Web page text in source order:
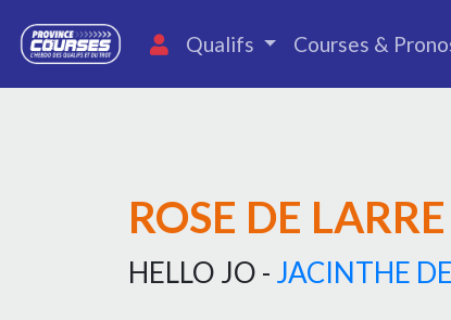
Qualifs Courses &
ROSE DE LARRE
HELLO JO - JACINTHE